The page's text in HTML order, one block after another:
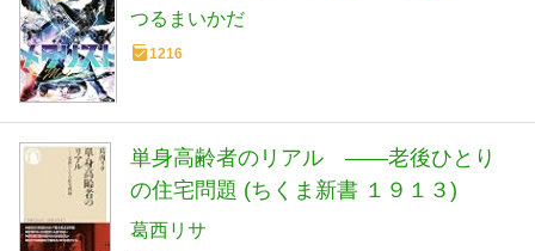
つるまいかだ
1216
単身高齢者のリアル ――老後ひとり
の住宅問題 (ちくま新書 １９１３)
葛西リサ